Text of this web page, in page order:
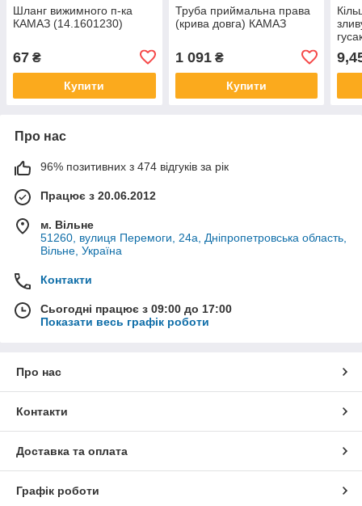
Шланг вижимного п-ка
КАМАЗ (14.1601230)
67 ₴
Купити
Труба приймальна права
(крива довга) КАМАЗ
1 091₴
Купити
Про нас
96% позитивних з 474 відгуків за рік
Працює з 20.06.2012
м. Вільне
51260, вулиця Перемоги, 24а, Дніпропетровська область,
Вільне, Україна
Контакти
Сьогодні працює з 09:00 до 17:00
Показати весь графік роботи
Про нас
Контакти
Доставка та оплата
Графік роботи